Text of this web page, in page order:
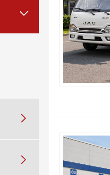


